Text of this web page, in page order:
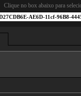
Clique no box abaixo para